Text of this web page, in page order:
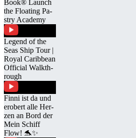
Book® Launch
the Floa­ting Pa­
stry Aca­demy
Le­gend of the
Seas Ship Tour |
Royal Ca­rib­bean
Of­fi­cial Walk­th­
rough
Finni ist da und
er­obert alle Her­
zen an Bord der
Mein Schiff
Flow! 🐬✨